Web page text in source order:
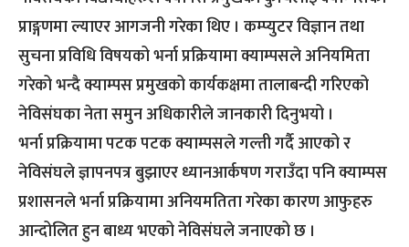
प्राङ्गणमा ल्याएर आगजनी गरेका थिए । कम्प्युटर विज्ञान तथा
सुचना प्रविधि विषयको भर्ना प्रक्रियामा क्याम्पसले अनियमिता
गरेको भन्दै क्याम्पस प्रमुखको कार्यकक्षमा तालाबन्दी गरिएको
नेविसंघका नेता समुन अधिकारीले जानकारी दिनुभयो ।
भर्ना प्रक्रियामा पटक पटक क्याम्पसले गल्ती गर्दै आएको र
नेविसंघले ज्ञापनपत्र बुझाएर ध्यानआर्कषण गराउँदा पनि क्याम्पस
प्रशासनले भर्ना प्रक्रियामा अनियमतिता गरेका कारण आफुहरु
आन्दोलित हुन बाध्य भएको नेविसंघले जनाएको छ ।